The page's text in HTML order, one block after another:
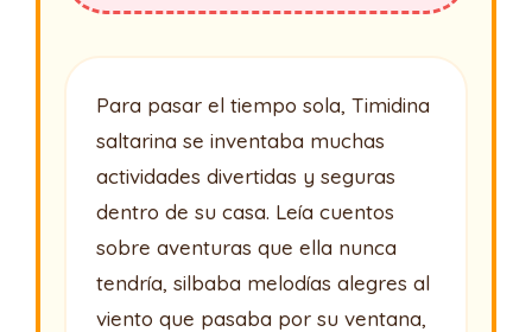
Para pasar el tiempo sola, Timidina
saltarina se inventaba muchas
actividades divertidas y seguras
dentro de su casa. Leía cuentos
sobre aventuras que ella nunca
tendría, silbaba melodías alegres al
viento que pasaba por su ventana,